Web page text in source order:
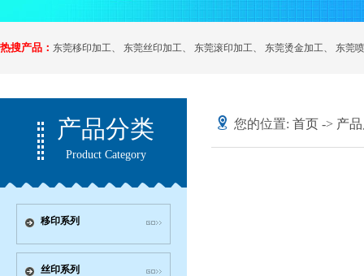
热搜产品： 东莞移印加工、 东莞丝印加工、 东莞滚印加工、 东莞烫金加工、 东莞
产品分类
Product Category
移印系列
丝印系列
您的位置: 首页 -> 产